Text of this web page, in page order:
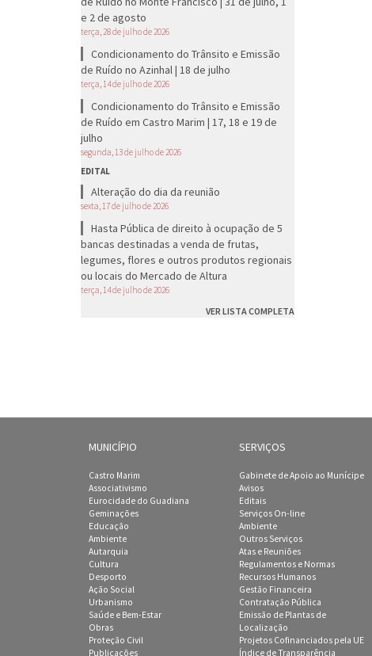
e 2 de agosto
terça, 28 de julho de 2026
Condicionamento do Trânsito e Emissão
de Ruído no Azinhal | 18 de julho
terça, 14 de julho de 2026
Condicionamento do Trânsito e Emissão
de Ruído em Castro Marim | 17, 18 e 19 de
julho
segunda, 13 de julho de 2026
EDITAL
Alteração do dia da reunião
sexta, 17 de julho de 2026
Hasta Pública de direito à ocupação de 5
bancas destinadas a venda de frutas,
legumes, flores e outros produtos regionais
ou locais do Mercado de Altura
terça, 14 de julho de 2026
VER LISTA COMPLETA
MUNICÍPIO
Castro Marim
Associativismo
Eurocidade do Guadiana
Geminações
Educação
Ambiente
Autarquia
Cultura
Desporto
Ação Social
Urbanismo
Saúde e Bem-Estar
Obras
Proteção Civil
Publicações
SERVIÇOS
Gabinete de Apoio ao Munícipe
Avisos
Editais
Serviços On-line
Ambiente
Outros Serviços
Atas e Reuniões
Regulamentos e Normas
Recursos Humanos
Gestão Financeira
Contratação Pública
Emissão de Plantas de
Localização
Projetos Cofinanciados pela UE
Índice de Transparência